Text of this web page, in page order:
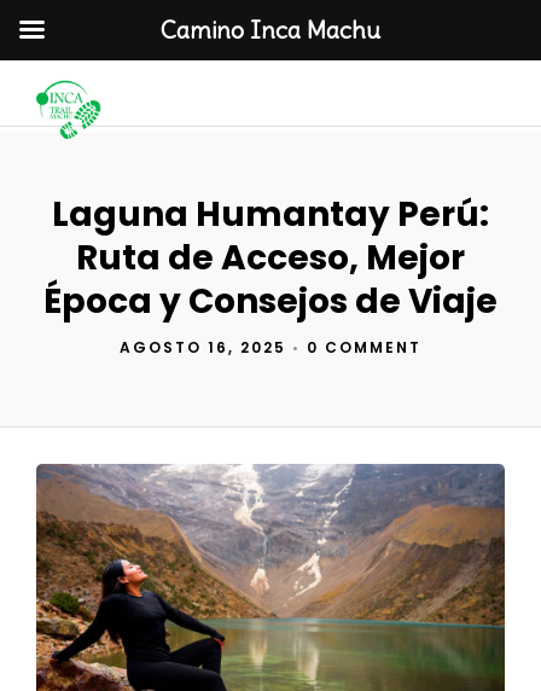
Laguna Humantay Perú:
Ruta de Acceso, Mejor
Época y Consejos de Viaje
AGOSTO 16, 2025 • 0 COMMENT
Camino Inca Machu